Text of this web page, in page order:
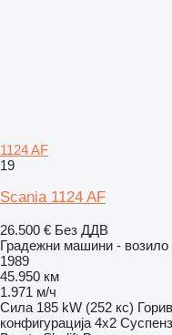
1124 AF
19
Scania 1124 AF
26.500 € Без ДДВ
Градежни машини - возило
1989
45.950 км
1.971 м/ч
Сила 185 kW (252 кс)
конфигурација 4x2